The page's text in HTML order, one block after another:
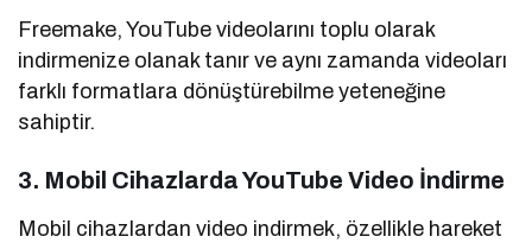
Freemake, YouTube videolarını toplu olarak
indirmenize olanak tanır ve aynı zamanda videoları
farklı formatlara dönüştürebilme yeteneğine
sahiptir.
3. Mobil Cihazlarda YouTube Video İndirme
Mobil cihazlardan video indirmek, özellikle hareket